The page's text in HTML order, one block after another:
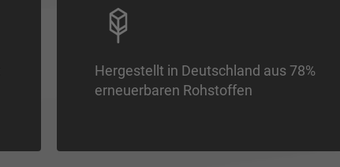
Hergestellt in Deutschland aus 78%
erneuerbaren Rohstoffen